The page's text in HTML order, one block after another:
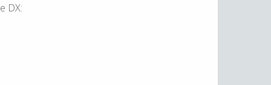
DX: